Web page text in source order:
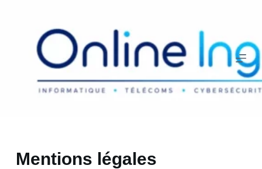
Mentions légales